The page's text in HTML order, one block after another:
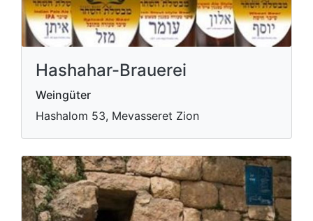
Hashahar-Brauerei
Weingüter
Hashalom 53, Mevasseret Zion